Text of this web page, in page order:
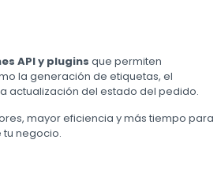
API y plugins que permiten
la generación de etiquetas, el
actualización del estado del pedido.
mayor eficiencia y más tiempo para
negocio.